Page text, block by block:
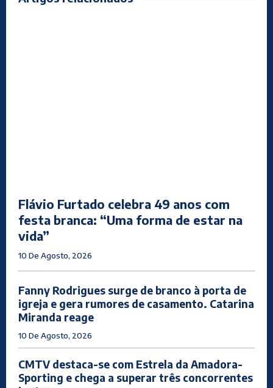
Flávio Furtado celebra 49 anos com
festa branca: “Uma forma de estar na
vida”
10 De Agosto, 2026
Fanny Rodrigues surge de branco à porta de
igreja e gera rumores de casamento. Catarina
Miranda reage
10 De Agosto, 2026
CMTV destaca-se com Estrela da Amadora-
Sporting e chega a superar três concorrentes